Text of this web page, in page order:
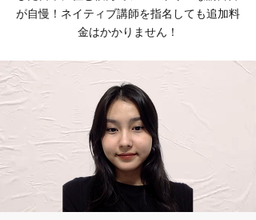
が自慢！ネイティブ講師を指名しても追加料
金はかかりません！